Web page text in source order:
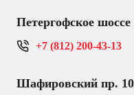
Петергофское шоссе
+7 (812) 200-43-13
Шафировский пр.